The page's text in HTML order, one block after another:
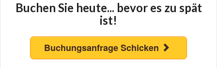
Buchen Sie heute... bevor es zu spät
ist!
Buchungsanfrage Schicken